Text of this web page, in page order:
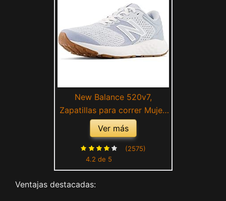
New Balance 520v7,
Zapatillas para correr Mujer,
Azul, 36 EU
Ver más
4.2 de 5
(2575)
Ventajas destacadas: